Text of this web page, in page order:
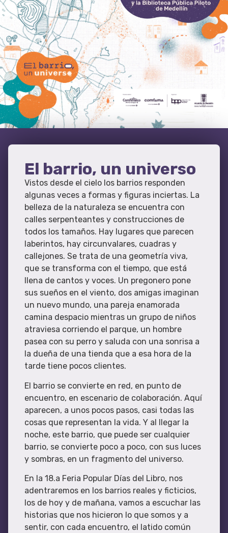
El barrio, un universo
Vistos desde el cielo los barrios responden
algunas veces a formas y figuras inciertas. La
belleza de la naturaleza se encuentra con
calles serpenteantes y construcciones de
todos los tamaños. Hay lugares que parecen
laberintos, hay circunvalares, cuadras y
callejones. Se trata de una geometría viva,
que se transforma con el tiempo, que está
llena de cantos y voces. Un pregonero pone
sus sueños en el viento, dos amigas imaginan
un nuevo mundo, una pareja enamorada
camina despacio mientras un grupo de niños
atraviesa corriendo el parque, un hombre
pasea con su perro y saluda con una sonrisa a
la dueña de una tienda que a esa hora de la
tarde tiene pocos clientes.
El barrio se convierte en red, en punto de
encuentro, en escenario de colaboración. Aquí
aparecen, a unos pocos pasos, casi todas las
cosas que representan la vida. Y al llegar la
noche, este barrio, que puede ser cualquier
barrio, se convierte poco a poco, con sus luces
y sombras, en un fragmento del universo.
En la 18.a Feria Popular Días del Libro, nos
adentraremos en los barrios reales y ficticios,
los de hoy y de mañana, vamos a escuchar las
historias que nos hicieron lo que somos y a
sentir, con cada encuentro, el latido común